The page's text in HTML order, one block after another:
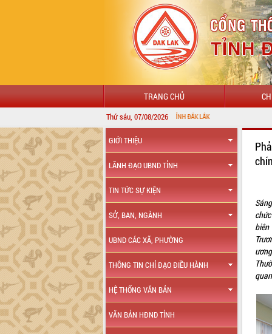
TRANG CHỦ
Thứ sáu, 07/08/2026
GIỚI THIỆU
LÃNH ĐẠO UBND TỈNH
TIN TỨC SỰ KIỆN
SỞ, BAN, NGÀNH
UBND CÁC XÃ, PHƯỜNG
THÔNG TIN CHỈ ĐẠO ĐIỀU HÀNH
HỆ THỐNG VĂN BẢN
VĂN BẢN HĐND TỈNH